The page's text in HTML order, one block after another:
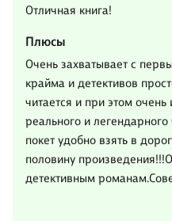
Отличная книга!
Плюсы
Очень захватывает с
крайма и детективов
читается и при этом очень
реального и
покет удобно взять в
половину
детективным